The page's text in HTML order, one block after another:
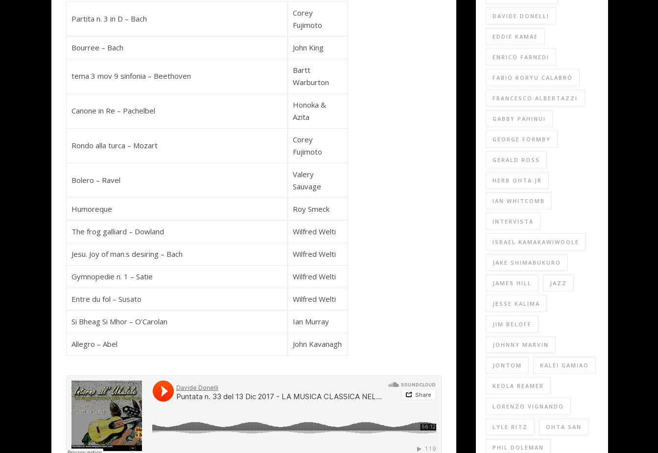
Partita n. 3 in D – Bach
Corey
Fujimoto
Bourree – Bach John King
tema 3 mov 9 sinfonia – Beethoven
Bartt
Warburton
Canone in Re – Pachelbel
Honoka &
Azita
Rondo alla turca – Mozart
Corey
Fujimoto
Bolero – Ravel
Valery
Sauvage
Humoreque Roy Smeck
The frog galliard – Dowland Wilfred Welti
Jesu. Joy of man.s desiring – Bach Wilfred Welti
Gymnopedie n. 1 – Satie Wilfred Welti
Entre du fol – Susato Wilfred Welti
Si Bheag Si Mhor – O’Carolan Ian Murray
Allegro – Abel John Kavanagh
DAVIDE DONELLI
EDDIE KAMAE
ENRICO FARNEDI
FABIO KORYU CALABRÒ
FRANCESCO ALBERTAZZI
GABBY PAHINUI
GEORGE FORMBY
GERALD ROSS
HERB OHTA JR
IAN WHITCOMB
INTERVISTA
ISRAEL KAMAKAWIWOOLE
JAKE SHIMABUKURO
JAMES HILL JAZZ
JESSE KALIMA
JIM BELOFF
JOHNNY MARVIN
JONTOM KALEI GAMIAO
KEOLA BEAMER
LORENZO VIGNANDO
LYLE RITZ OHTA SAN
PHIL DOLEMAN